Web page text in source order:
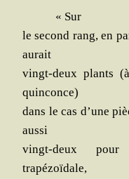
« Sur
le second rang, en
aurait
vingt-deux plants
quinconce)
dans le cas d’une
aussi
vingt-deux
trapézoïdale,